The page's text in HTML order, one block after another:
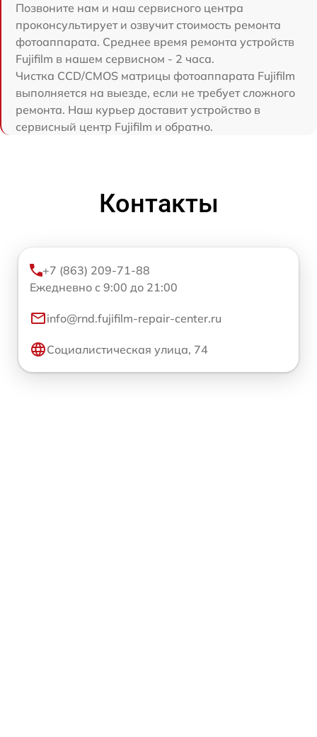
Позвоните нам и наш сервисного центра
проконсультирует и озвучит стоимость ремонта
фотоаппарата. Среднее время ремонта устройств
Fujifilm в нашем сервисном - 2 часа.
Чистка CCD/CMOS матрицы фотоаппарата Fujifilm
выполняется на выезде, если не требует сложного
ремонта. Наш курьер доставит устройство в
сервисный центр Fujifilm и обратно.
Контакты
+7 (863) 209-71-88
Ежедневно с 9:00 до 21:00
info@rnd.fujifilm-repair-center.ru
Социалистическая улица, 74